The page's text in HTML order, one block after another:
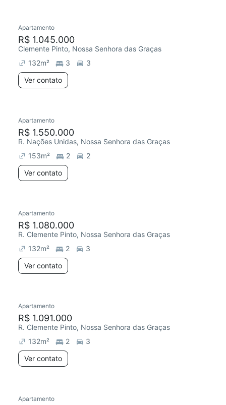
Redecorar
Apartamento
R$ 1.045.000
Clemente Pinto, Nossa Senhora das Graças
132m² 3
3
Ver contato
Redecorar
Apartamento
R$ 1.550.000
R. Nações Unidas, Nossa Senhora das Graças
153m² 2
2
Ver contato
Redecorar
Apartamento
R$ 1.080.000
R. Clemente Pinto, Nossa Senhora das Graças
132m² 2
3
Ver contato
Apartamento
R$ 1.091.000
R. Clemente Pinto, Nossa Senhora das Graças
132m² 2
3
Ver contato
Apartamento